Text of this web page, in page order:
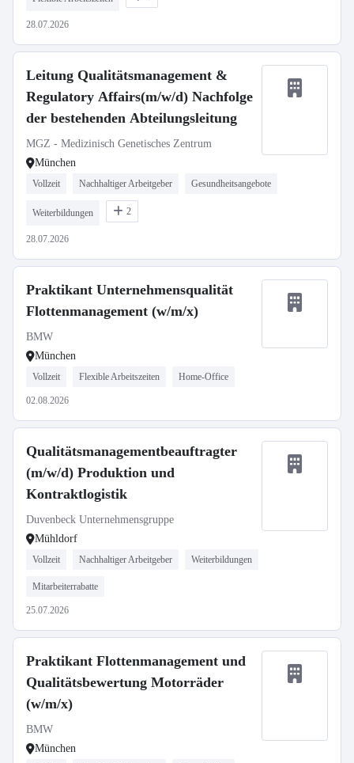
28.07.2026
Leitung Qualitätsmanagement &
Regulatory Affairs(m/w/d) Nachfolge
der bestehenden Abteilungsleitung
MGZ - Medizinisch Genetisches Zentrum
München
Vollzeit Nachhaltiger Arbeitgeber Gesundheitsangebote
Weiterbildungen 2
28.07.2026
Praktikant Unternehmensqualität
Flottenmanagement (w/m/x)
BMW
München
Vollzeit Flexible Arbeitszeiten Home-Office
02.08.2026
Qualitätsmanagementbeauftragter
(m/w/d) Produktion und
Kontraktlogistik
Duvenbeck Unternehmensgruppe
Mühldorf
Vollzeit Nachhaltiger Arbeitgeber Weiterbildungen
Mitarbeiterrabatte
25.07.2026
Praktikant Flottenmanagement und
Qualitätsbewertung Motorräder
(w/m/x)
BMW
München